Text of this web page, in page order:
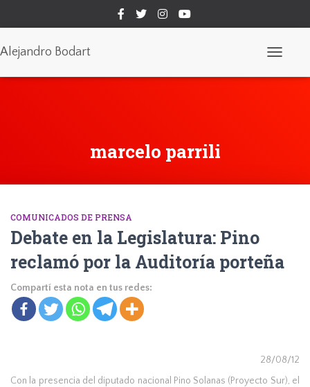
Alejandro Bodart
marcelo parrili
COMUNICADOS DE PRENSA
Debate en la Legislatura: Pino
reclamó por la Auditoría porteña
Compartí esta nota en tus redes:
28/08/12
Con la presencia del diputado nacional Pino Solanas (Proyecto Sur), el